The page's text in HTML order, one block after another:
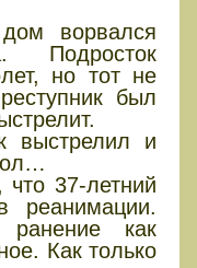
ворвался
Подросток
но тот не
был
выстрелил и
37-летний
реанимации.
как
Как только